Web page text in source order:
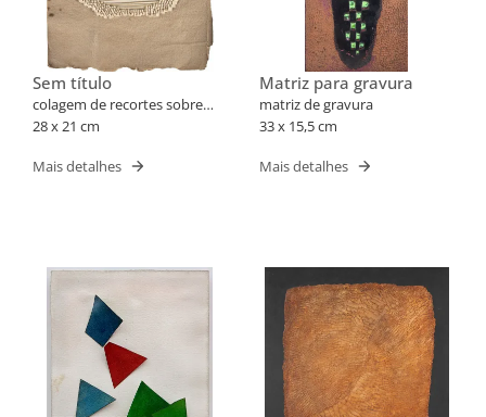
Sem título
colagem de recortes sobre
papel
28 x 21 cm
Mais detalhes
Matriz para gravura
matriz de gravura
33 x 15,5 cm
Mais detalhes